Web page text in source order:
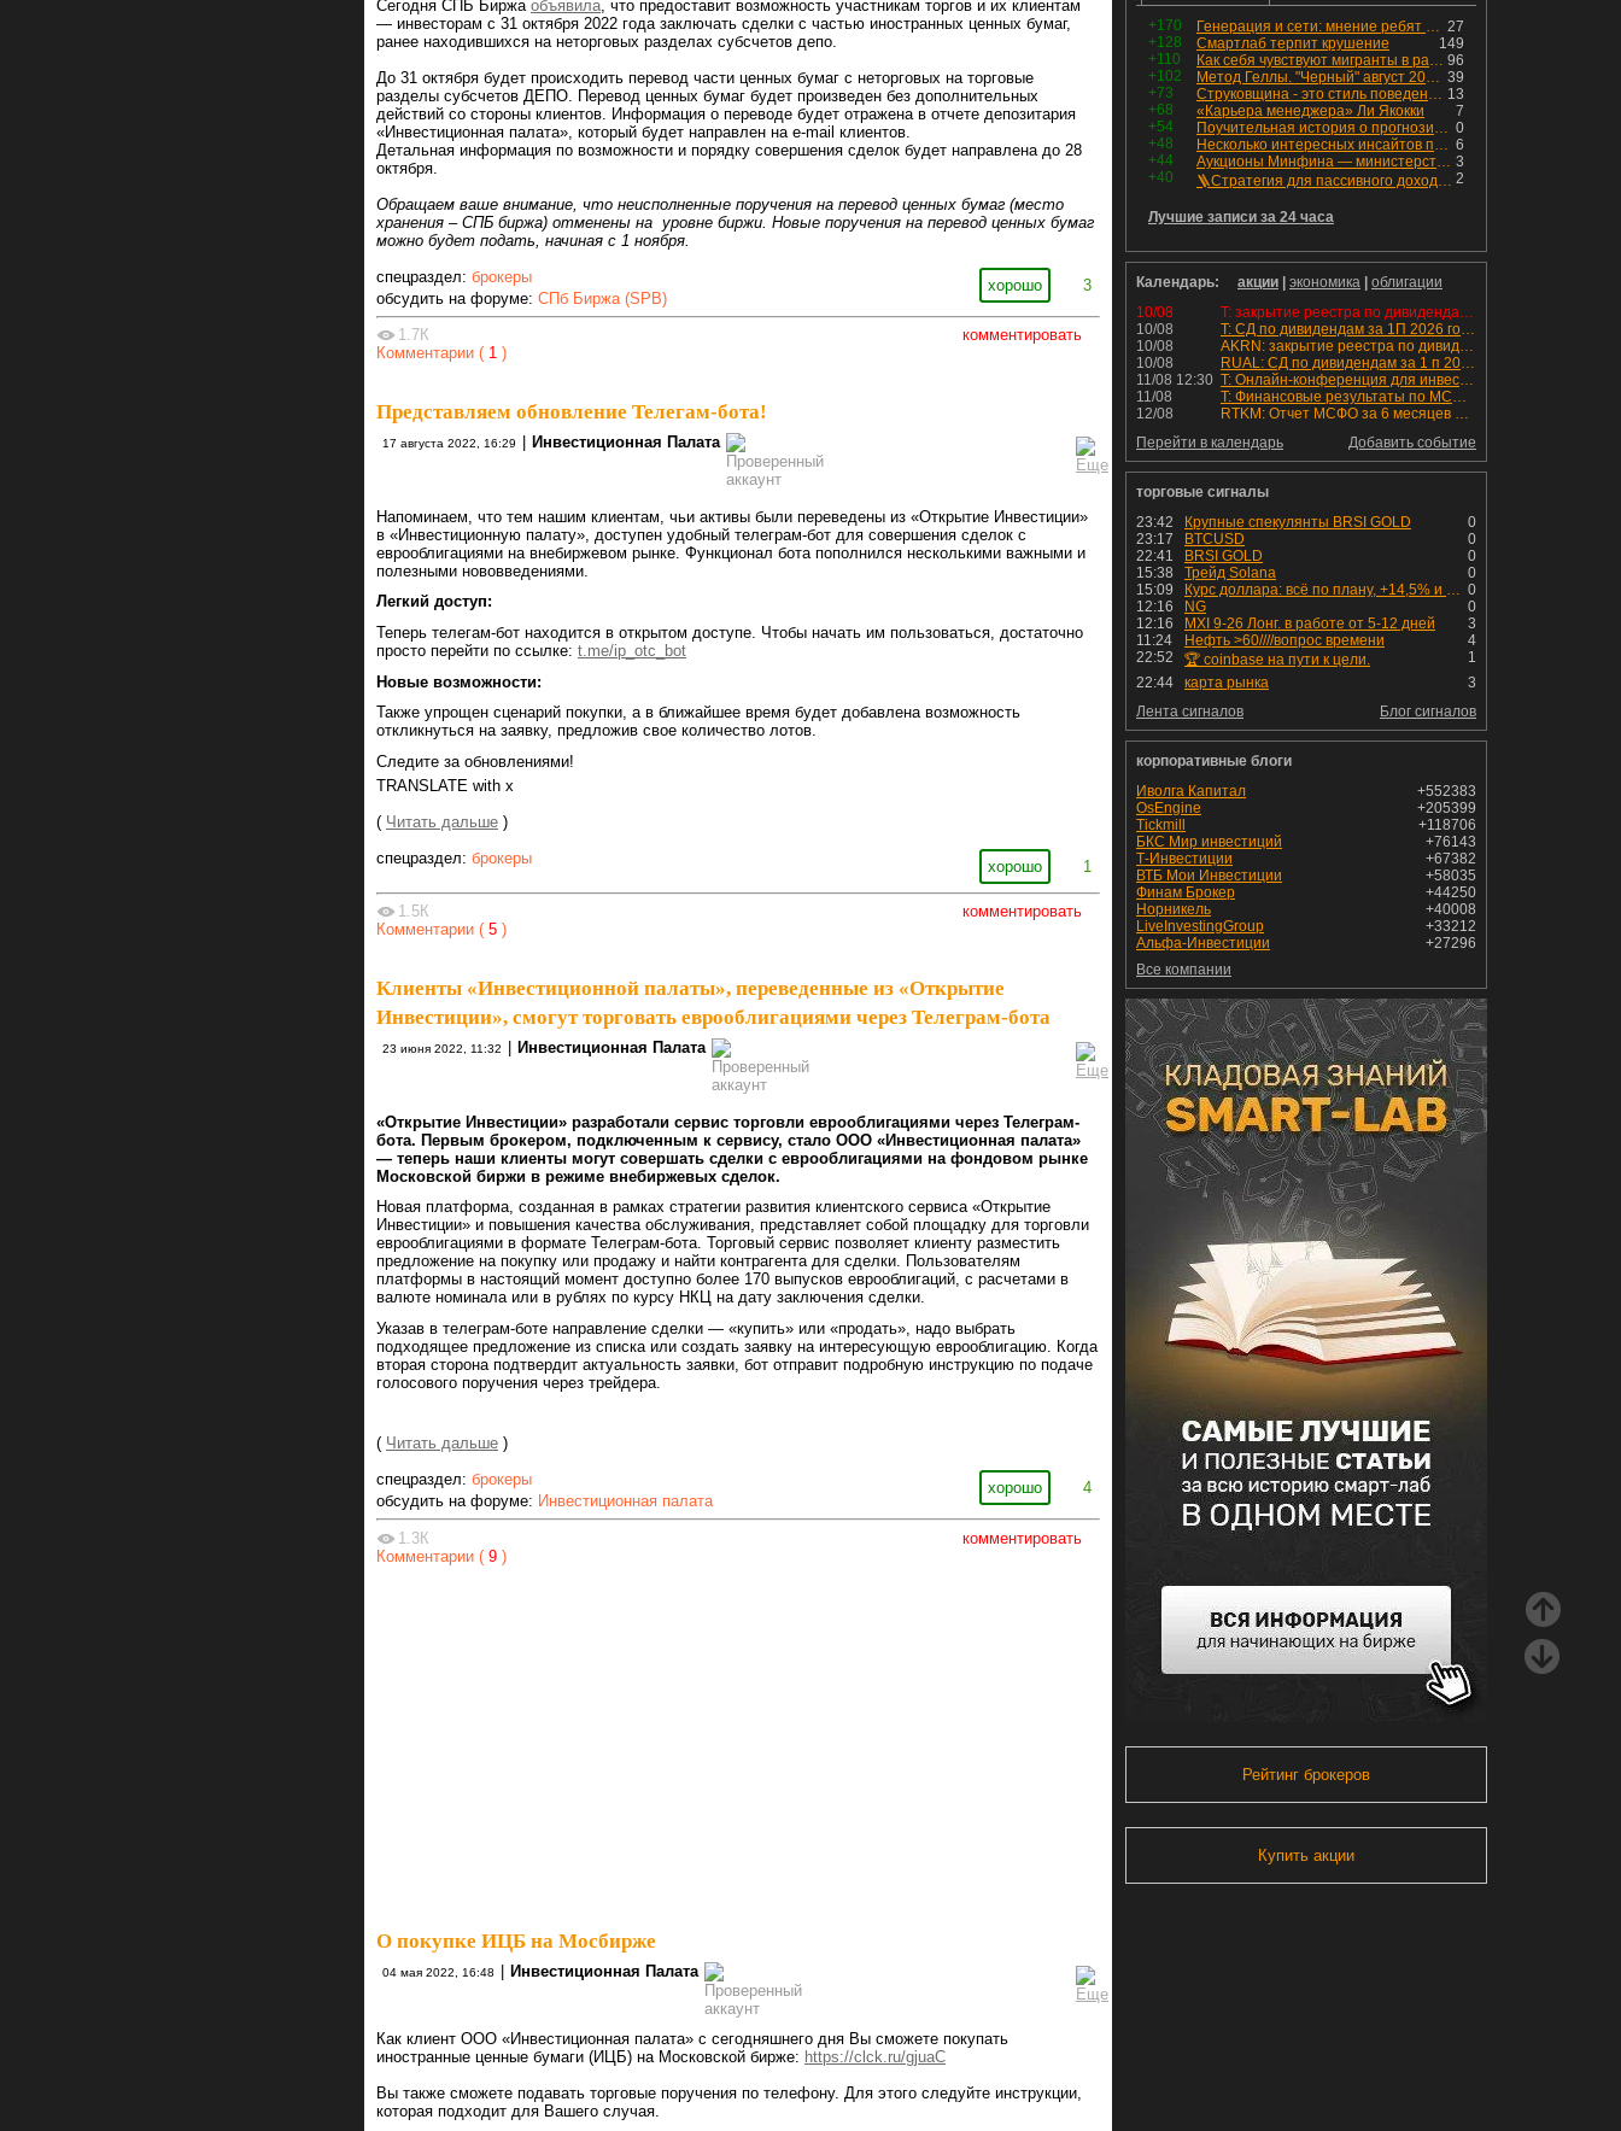
Сегодня СПБ Биржа объявила , что предоставит возможность участникам торгов и их клиентам
— инвесторам с 31 октября 2022 года заключать сделки с частью иностранных ценных бумаг,
ранее находившихся на неторговых разделах субсчетов депо.
До 31 октября будет происходить перевод части ценных бумаг с неторговых на торговые
разделы субсчетов ДЕПО. Перевод ценных бумаг будет произведен без дополнительных
действий со стороны клиентов. Информация о переводе будет отражена в отчете депозитария
«Инвестиционная палата», который будет направлен на e-mail клиентов.
Детальная информация по возможности и порядку совершения сделок будет направлена до 28
октября.
Обращаем ваше внимание, что неисполненные поручения на перевод ценных бумаг (место
хранения – СПБ биржа) отменены на уровне биржи. Новые поручения на перевод ценных бумаг
можно будет подать, начиная с 1 ноября.
хорошо 3
спецраздел: брокеры
обсудить на форуме: СПб Биржа (SPB)
комментировать
1.7К
Комментарии ( 1 )
Представляем обновление Телегам-бота!
17 августа 2022, 16:29 Инвестиционная Палата
Напоминаем, что тем нашим клиентам, чьи активы были переведены из «Открытие Инвестиции»
в «Инвестиционную палату», доступен удобный телеграм-бот для совершения сделок с
еврооблигациями на внебиржевом рынке. Функционал бота пополнился несколькими важными и
полезными нововведениями.
Легкий доступ:
Теперь телегам-бот находится в открытом доступе. Чтобы начать им пользоваться, достаточно
просто перейти по ссылке: t.me/ip_otc_bot
Новые возможности:
Также упрощен сценарий покупки, а в ближайшее время будет добавлена возможность
откликнуться на заявку, предложив свое количество лотов.
Следите за обновлениями!
TRANSLATE with x
( Читать дальше )
хорошо 1
спецраздел: брокеры
комментировать
1.5К
Комментарии ( 5 )
Клиенты «Инвестиционной палаты», переведенные из «Открытие
Инвестиции», смогут торговать еврооблигациями через Телеграм-бота
23 июня 2022, 11:32 Инвестиционная Палата
«Открытие Инвестиции» разработали сервис торговли еврооблигациями через Телеграм-
бота. Первым брокером, подключенным к сервису, стало ООО «Инвестиционная палата»
— теперь наши клиенты могут совершать сделки с еврооблигациями на фондовом рынке
Московской биржи в режиме внебиржевых сделок.
Новая платформа, созданная в рамках стратегии развития клиентского сервиса «Открытие
Инвестиции» и повышения качества обслуживания, представляет собой площадку для торговли
еврооблигациями в формате Телеграм-бота. Торговый сервис позволяет клиенту разместить
предложение на покупку или продажу и найти контрагента для сделки. Пользователям
платформы в настоящий момент доступно более 170 выпусков еврооблигаций, с расчетами в
валюте номинала или в рублях по курсу НКЦ на дату заключения сделки.
Указав в телеграм-боте направление сделки — «купить» или «продать», надо выбрать
подходящее предложение из списка или создать заявку на интересующую еврооблигацию. Когда
вторая сторона подтвердит актуальность заявки, бот отправит подробную инструкцию по подаче
голосового поручения через трейдера.
( Читать дальше )
хорошо 4
спецраздел: брокеры
обсудить на форуме: Инвестиционная палата
комментировать
1.3К
Комментарии ( 9 )
О покупке ИЦБ на Мосбирже
04 мая 2022, 16:48 Инвестиционная Палата
Как клиент ООО «Инвестиционная палата» с сегодняшнего дня Вы сможете покупать
иностранные ценные бумаги (ИЦБ) на Московской бирже: https://clck.ru/gjuaC
Вы также сможете подавать торговые поручения по телефону. Для этого следуйте инструкции,
которая подходит для Вашего случая.
+170 27
Генерация и сети: мнение ребят из индустрии
+128
149
Смартлаб терпит крушение
+110
96
Как себя чувствуют мигранты в раю, в который они так стремились
+102
39
Метод Геллы. "Черный" август 2026 - быть или не быть?
+73
13
Струковщина - это стиль поведения, известный всем в секторе золотодобычи.
+68
7
«Карьера менеджера» Ли Якокки
+54
0
Поучительная история о прогнозировании
+48
6
Несколько интересных инсайтов по "Озону"
+44
3
Аукционы Минфина — министерство всё ещё не придумало "лекарство" для рынка ОФЗ. Ликвидности банкам не хватает это по РЕПО аукционам!
+40
2
🪜Стратегия для пассивного дохода: Лестница облигаций
Лучшие записи за 24 часа
Календарь: акции экономика
облигации
10/08
T: закрытие реестра по дивидендам 4.6 руб
10/08
T: СД по дивидендам за 1П 2026 года.
10/08
AKRN: закрытие реестра по дивидендам 235 руб
10/08
RUAL: СД по дивидендам за 1 п 2026 года.
11/08 12:30
T: Онлайн-конференция для инвесторов и аналитиков
11/08
T: Финансовые результаты по МСФО за 2к 2026 года
12/08
RTKM: Отчет МСФО за 6 месяцев 2026 года
Добавить событие
Перейти в календарь
торговые сигналы
23:42
0
Крупные спекулянты BRSI GOLD
23:17
0
BTCUSD
22:41
0
BRSI GOLD
15:38
0
Трейд Solana
15:09
0
Курс доллара: всё по плану, +14,5% и рост продолжается!
12:16
0
NG
12:16
3
MXI 9-26 Лонг. в работе от 5-12 дней
11:24
4
Нефть >60////вопрос времени
22:52
1
🏆 coinbase на пути к цели.
22:44
3
карта рынка
Блог сигналов
Лента сигналов
корпоративные блоги
+552383
Иволга Капитал
+205399
OsEngine
+118706
Tickmill
+76143
БКС Мир инвестиций
+67382
Т-Инвестиции
+58035
ВТБ Мои Инвестиции
+44250
Финам Брокер
+40008
Норникель
+33212
LiveInvestingGroup
+27296
Альфа-Инвестиции
Все компании
Рейтинг брокеров
Купить акции